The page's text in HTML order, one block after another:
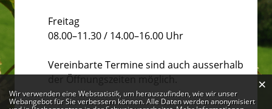
Freitag
08.00–11.30 / 14.00–16.00 Uhr
Vereinbarte Termine sind auch ausserhalb
der Öffnungszeiten möglich.
Webstatistik
Wir verwenden eine Webstatistik, um herauszufinden, wie wir unser
Webangebot für Sie verbessern können. Alle Daten werden anonymisiert
×